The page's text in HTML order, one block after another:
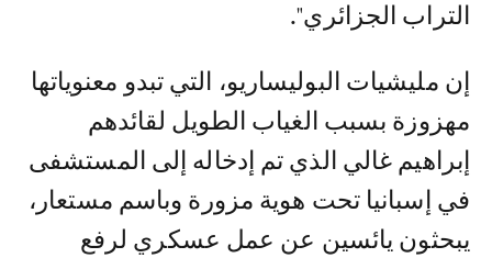
التراب الجزائري".
إن مليشيات البوليساريو، التي تبدو معنوياتها
مهزوزة بسبب الغياب الطويل لقائدهم
إبراهيم غالي الذي تم إدخاله إلى المستشفى
في إسبانيا تحت هوية مزورة وباسم مستعار،
يبحثون يائسين عن عمل عسكري لرفع